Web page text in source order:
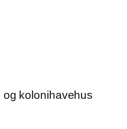
kolonihavehus